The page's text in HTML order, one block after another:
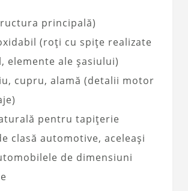
principală)
(roți cu spițe realizate
elemente ale șasiului)
cupru, alamă (detalii motor
pentru tapițerie
clasă automotive, aceleași
de dimensiuni